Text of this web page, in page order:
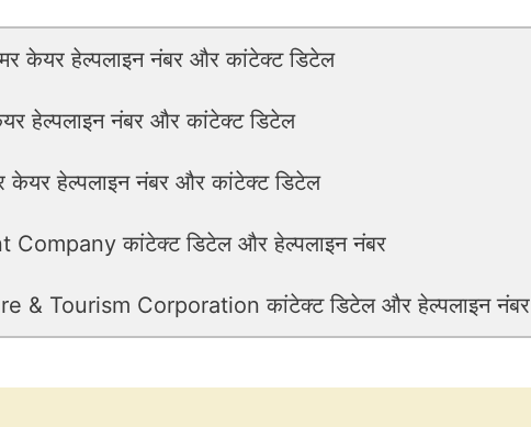
केयर हेल्पलाइन नंबर और कांटेक्ट डिटेल
हेल्पलाइन नंबर और कांटेक्ट डिटेल
हेल्पलाइन नंबर और कांटेक्ट डिटेल
कांटेक्ट डिटेल और हेल्पलाइन नंबर
& Tourism Corporation कांटेक्ट डिटेल और हेल्पलाइन नंबर